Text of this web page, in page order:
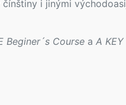
i jinými
Beginer´s Course a A